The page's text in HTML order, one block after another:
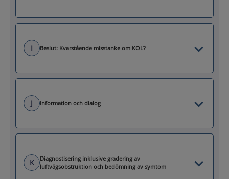
I Beslut: Kvarstående misstanke om KOL?
J Information och dialog
K
Diagnostisering inklusive gradering av
luftvägsobstruktion och bedömning av symtom